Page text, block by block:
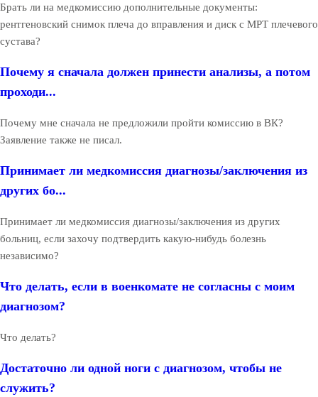
Брать ли на медкомиссию дополнительные документы:
рентгеновский снимок плеча до вправления и диск с МРТ плечевого
сустава?
Почему я сначала должен принести анализы, а потом
проходи...
Почему мне сначала не предложили пройти комиссию в ВК?
Заявление также не писал.
Принимает ли медкомиссия диагнозы/заключения из
других бо...
Принимает ли медкомиссия диагнозы/заключения из других
больниц, если захочу подтвердить какую-нибудь болезнь
независимо?
Что делать, если в военкомате не согласны с моим
диагнозом?
Что делать?
Достаточно ли одной ноги с диагнозом, чтобы не
служить?